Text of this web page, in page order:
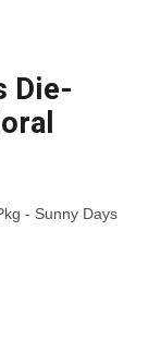
Die-
- Sunny Days